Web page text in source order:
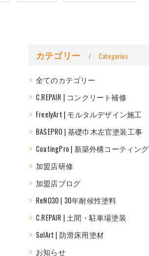
カテゴリー Categories
全てのカテゴリー
C.REPAIR | コンクリート補修
FreelyArt | モルタルデザイン施工
BASEPRO | 基礎巾木左官塗装工事
CoatingPro | 新築外構コーティング
加盟店研修
加盟店ブログ
ReNO30 | 30年耐候性塗料
C.REPAIR | 土間・駐車場塗装
SolArt | 防滑床用塗材
お知らせ